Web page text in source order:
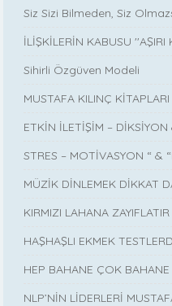
Siz Sizi Bilmeden, Siz
İLİŞKİLERİN KABUSU ''AŞIRI
Sihirli Özgüven Modeli
MUSTAFA KILINÇ KİTAPLARI
ETKİN İLETİŞİM – DİKSİYON
STRES – MOTİVASYON “ &
MÜZİK DİNLEMEK DİKKAT
KIRMIZI LAHANA ZAYIFLATIR
HAŞHAŞLI EKMEK
HEP BAHANE ÇOK BAHANE
NLP’NİN LİDERLERİ